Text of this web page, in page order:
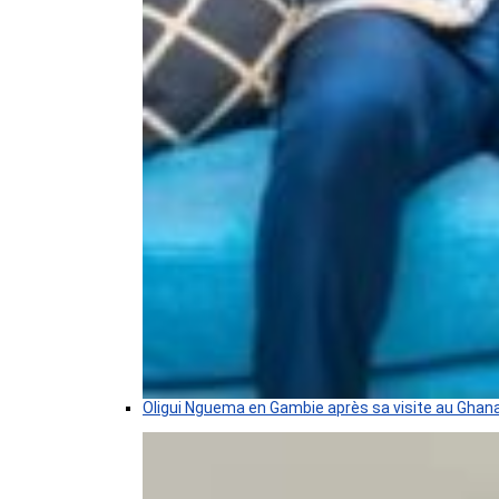
Oligui Nguema en Gambie après sa visite au